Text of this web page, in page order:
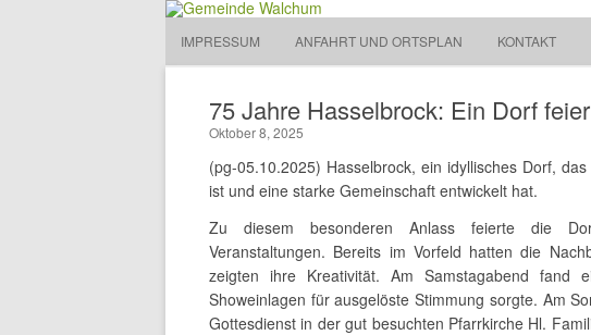
Gemeinde Walchum Gemeinde Walchum
IMPRESSUM ANFAHRT UND ORTSPLAN KONTAKT
75 Jahre Hasselbrock: Ein Dorf
Oktober 8, 2025
(pg-05.10.2025) Hasselbrock, ein idyllisches Dorf,
ist und eine starke Gemeinschaft entwickelt hat.
Zu diesem besonderen Anlass feierte die
Veranstaltungen. Bereits im Vorfeld hatten die
zeigten ihre Kreativität. Am Samstagabend
Showeinlagen für ausgelöste Stimmung sorgte. Am
Gottesdienst in der gut besuchten Pfarrkirche Hl.